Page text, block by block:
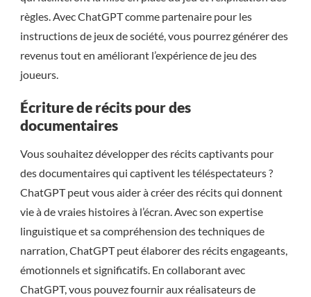
règles. Avec ChatGPT comme partenaire pour les
instructions de jeux de société, vous pourrez générer des
revenus tout en améliorant l’expérience de jeu des
joueurs.
Écriture de récits pour des
documentaires
Vous souhaitez développer des récits captivants pour
des documentaires qui captivent les téléspectateurs ?
ChatGPT peut vous aider à créer des récits qui donnent
vie à de vraies histoires à l’écran. Avec son expertise
linguistique et sa compréhension des techniques de
narration, ChatGPT peut élaborer des récits engageants,
émotionnels et significatifs. En collaborant avec
ChatGPT, vous pouvez fournir aux réalisateurs de